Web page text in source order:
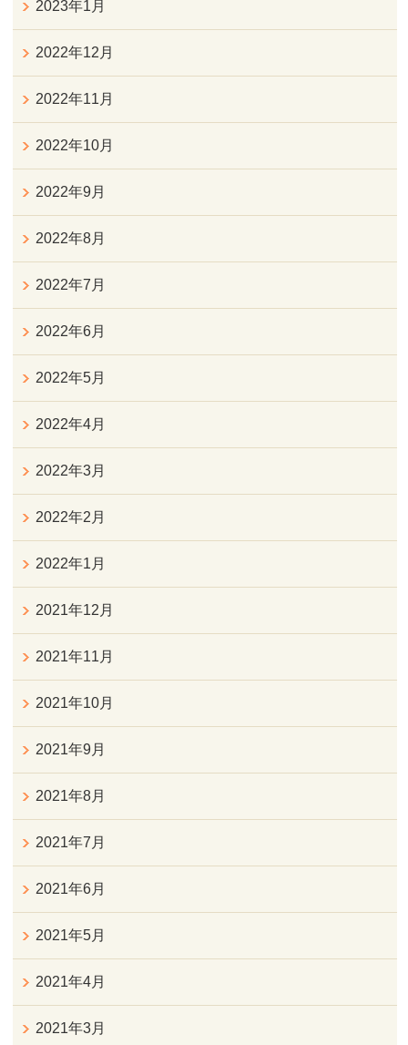
2023年1月
2022年12月
2022年11月
2022年10月
2022年9月
2022年8月
2022年7月
2022年6月
2022年5月
2022年4月
2022年3月
2022年2月
2022年1月
2021年12月
2021年11月
2021年10月
2021年9月
2021年8月
2021年7月
2021年6月
2021年5月
2021年4月
2021年3月